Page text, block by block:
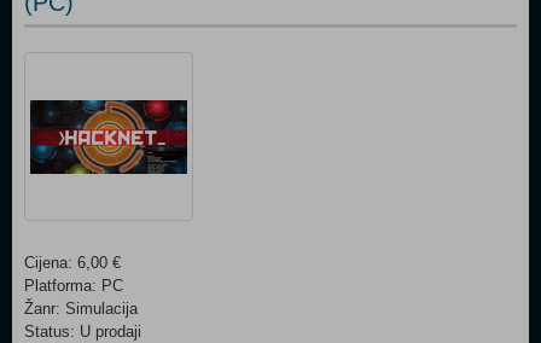
Cijena: 6,00 €
Platforma: PC
Žanr: Simulacija
Status: U prodaji